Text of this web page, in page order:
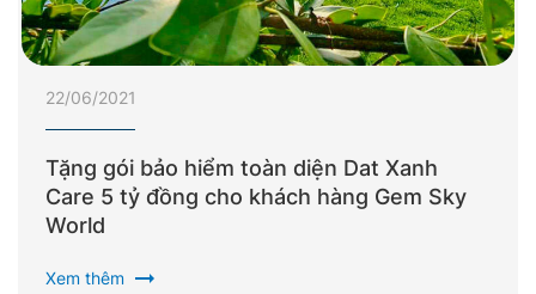
22/06/2021
Tặng gói bảo hiểm toàn diện Dat Xanh
Care 5 tỷ đồng cho khách hàng Gem Sky
World
Xem thêm arrow_right_alt